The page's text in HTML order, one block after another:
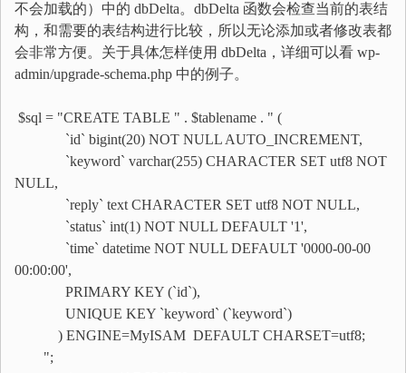
不会加载的）中的 dbDelta。dbDelta 函数会检查当前的表结
构，和需要的表结构进行比较，所以无论添加或者修改表都
会非常方便。关于具体怎样使用 dbDelta，详细可以看 wp-
admin/upgrade-schema.php 中的例子。
$sql = "CREATE TABLE " . $tablename . " (
`id` bigint(20) NOT NULL AUTO_INCREMENT,
`keyword` varchar(255) CHARACTER SET utf8 NOT
NULL,
`reply` text CHARACTER SET utf8 NOT NULL,
`status` int(1) NOT NULL DEFAULT '1',
`time` datetime NOT NULL DEFAULT '0000-00-00
00:00:00',
PRIMARY KEY (`id`),
UNIQUE KEY `keyword` (`keyword`)
) ENGINE=MyISAM DEFAULT CHARSET=utf8;
";